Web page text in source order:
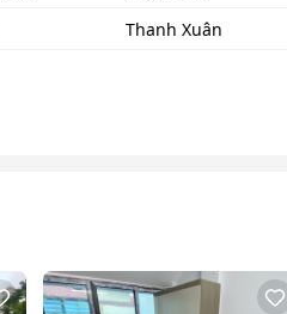
Thanh Xuân